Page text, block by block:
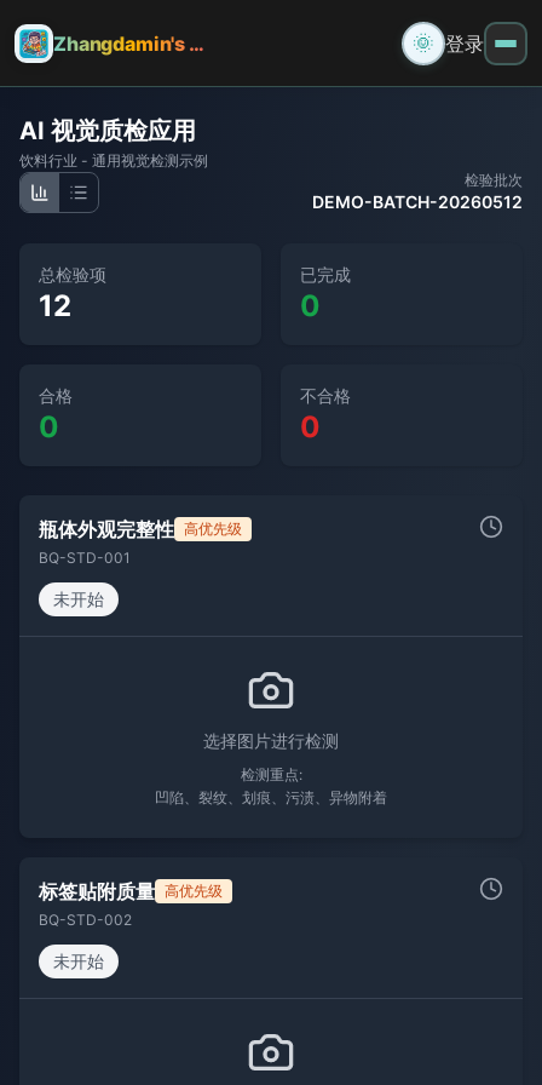
Zhangdamin's Tools 🌞 登录
AI 视觉质检应用
饮料行业 - 通用视觉检测示例
检验批次
DEMO-BATCH-20260512
总检验项
12
已完成
0
合格
0
不合格
0
瓶体外观完整性 高优先级
BQ-STD-001
未开始
选择图片进行检测
检测重点:
凹陷、裂纹、划痕、污渍、异物附着
标签贴附质量 高优先级
BQ-STD-002
未开始